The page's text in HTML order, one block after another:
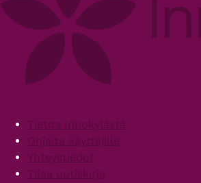
FooterTietoa Innokylästä
Ohjeita käyttäjille
Yhteystiedot
Tilaa uutiskirje